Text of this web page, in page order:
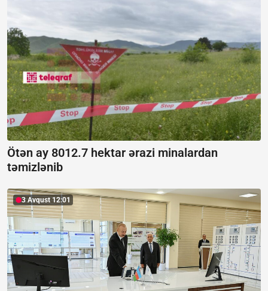
Ötən ay 8012.7 hektar ərazi minalardan
təmizlənib
3 Avqust 12:01